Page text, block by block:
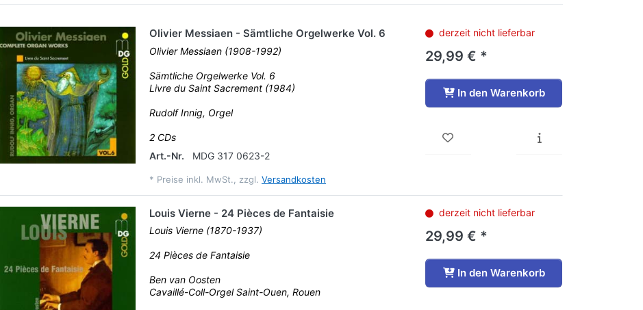
Olivier Messiaen - Sämtliche Orgelwerke Vol. 6
Olivier Messiaen (1908-1992)
Sämtliche Orgelwerke Vol. 6
Livre du Saint Sacrement (1984)
Rudolf Innig, Orgel
2 CDs
Art.-Nr.
MDG 317 0623-2
* Preise inkl. MwSt., zzgl. Versandkosten
derzeit nicht lieferbar
29,99 € *
In den Warenkorb
Louis Vierne - 24 Pièces de Fantaisie
Louis Vierne (1870-1937)
24 Pièces de Fantaisie
Ben van Oosten
Cavaillé-Coll-Orgel Saint-Ouen, Rouen
derzeit nicht lieferbar
29,99 € *
In den Warenkorb